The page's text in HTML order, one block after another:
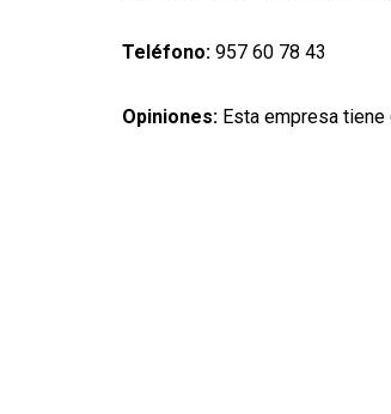
Teléfono: 957 60 78 43
Opiniones: Esta empresa